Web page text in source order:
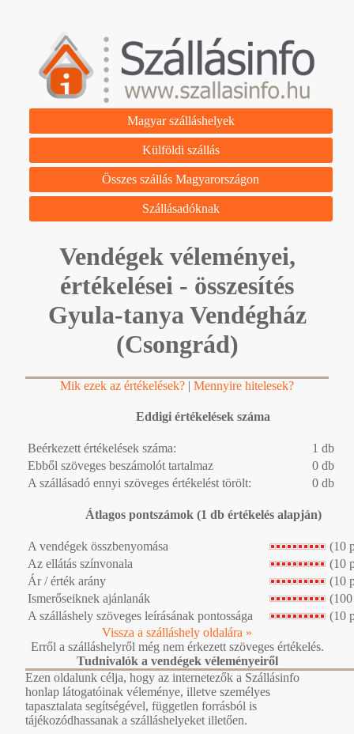
Magyar szálláshelyek
Külföldi szállás
Összes szállás Magyarországon
Szállásadóknak
Vendégek véleményei,
értékelései - összesítés
Gyula-tanya Vendégház
(Csongrád)
Mik ezek az értékelések? | Mennyire hitelesek?
Eddigi értékelések száma
Beérkezett értékelések száma:
1 db
Ebből szöveges beszámolót tartalmaz
0 db
A szállásadó ennyi szöveges értékelést törölt:
0 db
Átlagos pontszámok (1 db értékelés alapján)
A vendégek összbenyomása
(10
Az ellátás színvonala
(10
Ár / érték arány
(10
Ismerőseiknek ajánlanák
A szálláshely szöveges leírásának pontossága
(10
Vissza a szálláshely oldalára »
Erről a szálláshelyről még nem érkezett szöveges értékelés.
Tudnivalók a vendégek véleményeiről
Ezen oldalunk célja, hogy az internetezők a Szállásinfo
honlap látogatóinak véleménye, illetve személyes
tapasztalata segítségével, független forrásból is
tájékozódhassanak a szálláshelyeket illetően.